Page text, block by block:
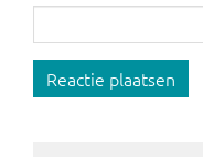
Reactie plaatsen